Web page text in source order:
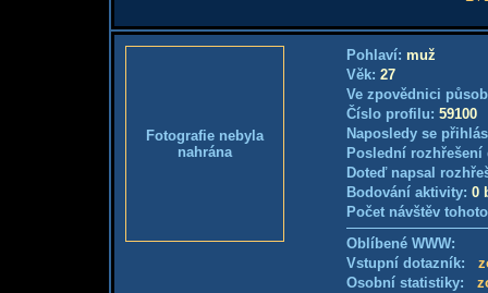
Fotografie nebyla
nahrána
Pohlaví: muž
Věk: 27
Ve zpovědnici
Číslo profilu: 59100
Naposledy se
Poslední
Doteď napsal
Bodování aktivity: 0
Počet návštěv
Oblíbené WWW:
Vstupní dotazník:
Osobní statistiky: